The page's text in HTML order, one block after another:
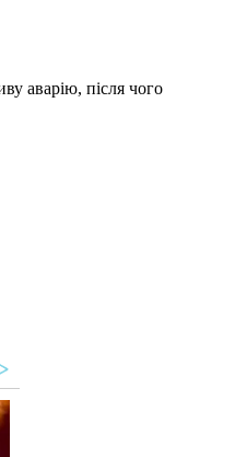
аварію, після чого